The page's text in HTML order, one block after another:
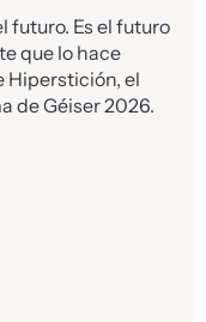
futuro. Es el futuro
que lo hace
Hiperstición, el
de Géiser 2026.